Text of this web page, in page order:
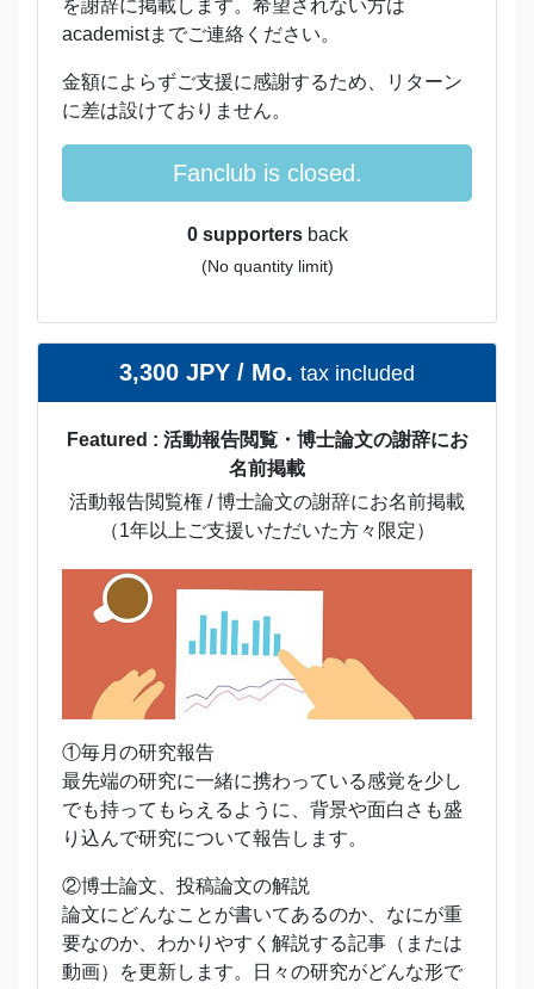
を謝辞に掲載します。希望されない方は
academistまでご連絡ください。
金額によらずご支援に感謝するため、リターン
に差は設けておりません。
Fanclub is closed.
0 supportersback
(No quantity limit)
3,300 JPY / Mo. tax included
Featured : 活動報告閲覧・博士論文の謝辞にお
名前掲載
活動報告閲覧権 / 博士論文の謝辞にお名前掲載
（1年以上ご支援いただいた方々限定）
①毎月の研究報告
最先端の研究に一緒に携わっている感覚を少し
でも持ってもらえるように、背景や面白さも盛
り込んで研究について報告します。
②博士論文、投稿論文の解説
論文にどんなことが書いてあるのか、なにが重
要なのか、わかりやすく解説する記事（または
動画）を更新します。日々の研究がどんな形で